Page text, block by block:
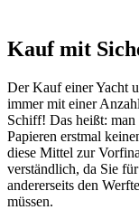
Kauf mit
Der Kauf einer Yacht
immer mit einer
Schiff! Das heißt:
Papieren erstmal
diese Mittel zur
verständlich, da Sie
andererseits den
müssen.